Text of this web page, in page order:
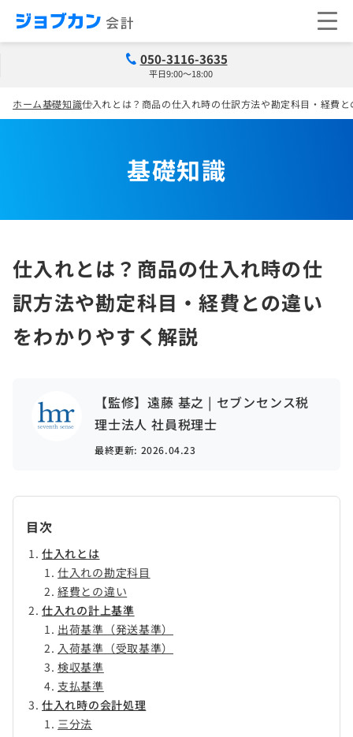
050-3116-3635
平日9:00～18:00
ホーム基礎知識仕入れとは？商品の仕入れ時の仕訳方法や勘定科目・経費
基礎知識
仕入れとは？商品の仕入れ時の仕
訳方法や勘定科目・経費との違い
をわかりやすく解説
【監修】遠藤 基之 | セブンセンス税
理士法人 社員税理士
最終更新: 2026.04.23
目次
仕入れとは
仕入れの勘定科目
経費との違い
仕入れの計上基準
出荷基準（発送基準）
入荷基準（受取基準）
検収基準
支払基準
仕入れ時の会計処理
三分法